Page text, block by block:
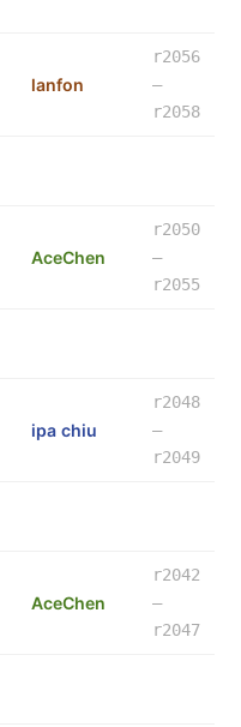
lanfon
r2056
–
r2058
AceChen
r2050
–
r2055
ipa chiu
r2048
–
r2049
AceChen
r2042
–
r2047